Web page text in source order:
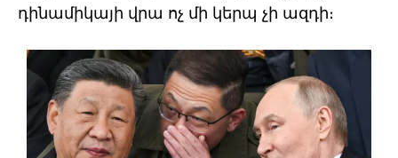
դինամիկայի վրա ոչ մի կերպ չի ազդի։